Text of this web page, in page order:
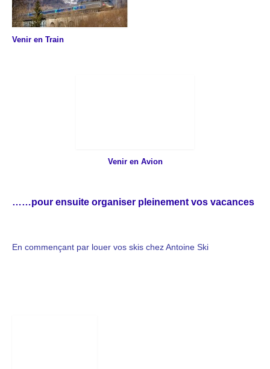
Venir en Train
Venir en Avion
……pour ensuite organiser pleinement vos vacances
En commençant par louer vos skis chez Antoine Ski